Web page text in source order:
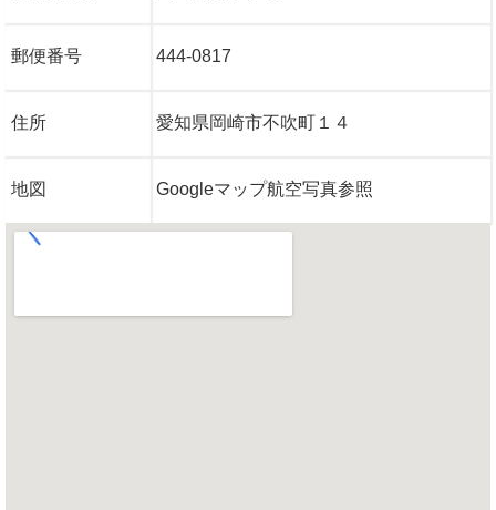
郵便番号 444-0817
住所 愛知県岡崎市不吹町１４
地図 Googleマップ航空写真参照